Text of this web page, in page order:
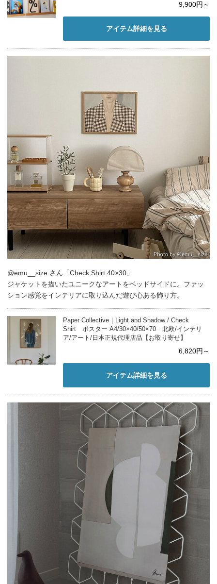
9,900円～
アイテム詳細を見る
@emu__size さん「Check Shirt 40×30」
ジャケットを描いたユニークなアートをベッドサイドに。ファッ
ション感覚をインテリアに取り込んだ遊び心ある飾り方。
Paper Collective｜Light and Shadow / Check
Shirt ポスター A4/30×40/50×70 北欧/インテリ
ア/アート/日本正規代理店品【お取り寄せ】
6,820円～
アイテム詳細を見る